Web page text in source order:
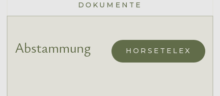
DOKUMENTE
Abstammung HORSETELEX